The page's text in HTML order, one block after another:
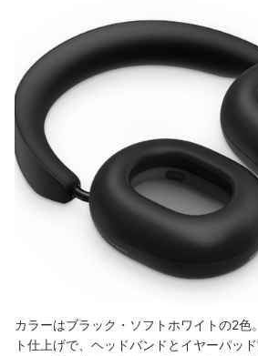
カラーはブラック・ソフトホワイトの2色
ト仕上げで、ヘッドバンドとイヤーパッ